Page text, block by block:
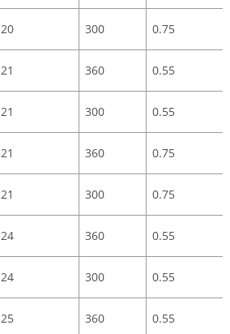
20 300 0.75
21 360 0.55
21 300 0.55
21 360 0.75
21 300 0.75
24 360 0.55
24 300 0.55
25 360 0.55